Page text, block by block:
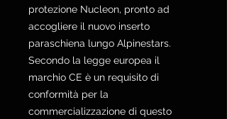
protezione Nucleon, pronto ad
accogliere il nuovo inserto
paraschiena lungo Alpinestars.
Secondo la legge europea il
marchio CE è un requisito di
conformità per la
commercializzazione di questo